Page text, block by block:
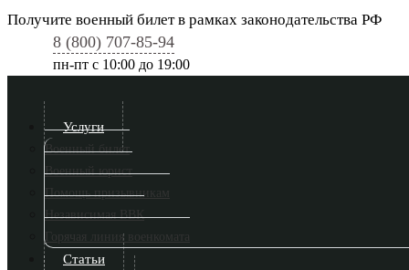
Получите военный билет в рамках законодательства РФ
8 (800) 707-85-94
пн-пт c 10:00 до 19:00
Услуги
Военный билет
Военный юрист
Помощь призывникам
Независимая ВВК
Горячая линия военкомата
Статьи